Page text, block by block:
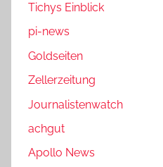
Tichys Einblick
pi-news
Goldseiten
Zellerzeitung
Journalistenwatch
achgut
Apollo News